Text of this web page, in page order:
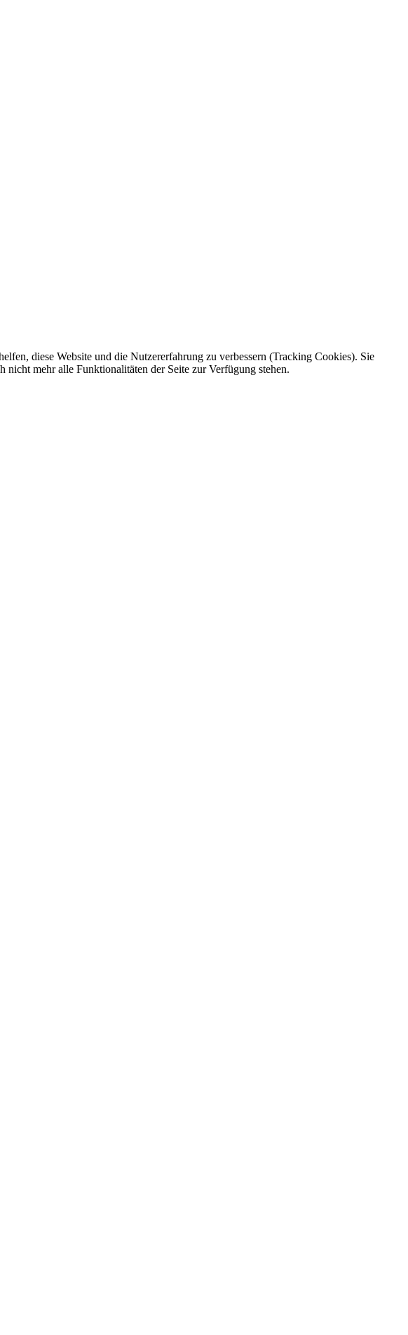
diese Website und die Nutzererfahrung zu verbessern (Tracking Cookies). Sie
nicht mehr alle Funktionalitäten der Seite zur Verfügung stehen.